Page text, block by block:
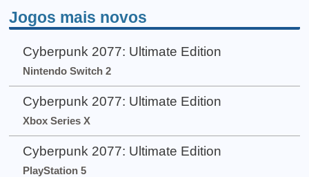
Jogos mais novos
Cyberpunk 2077: Ultimate Edition
Nintendo Switch 2
Cyberpunk 2077: Ultimate Edition
Xbox Series X
Cyberpunk 2077: Ultimate Edition
PlayStation 5